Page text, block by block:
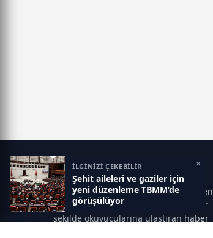
İLGİNİZİ ÇEKEBİLİR
Şehit aileleri ve gaziler için
yeni düzenleme TBMM’de
görüşülüyor
×
Manşet Haber
Manşet Haber, Türkiye ve dünyadan en
güncel gelişmeleri tarafsız ve hızlı bir
şekilde okuyucularına ulaştıran haber